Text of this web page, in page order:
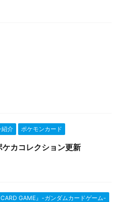
紹介 ポケモンカード
ケカコレクション更新
CARD GAME』-ガンダムカードゲーム-